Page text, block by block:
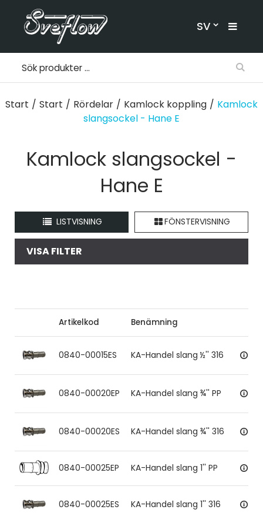
SV
Start / Start / Rördelar / Kamlock koppling / Kamlock
slangsockel - Hane E
Kamlock slangsockel -
Hane E
LISTVISNING FÖNSTERVISNING
VISA FILTER
Artikelkod Benämning
0840-00015ES KA-Handel slang ½'' 316
0840-00020EP KA-Handel slang ¾'' PP
0840-00020ES KA-Handel slang ¾'' 316
0840-00025EP KA-Handel slang 1'' PP
0840-00025ES KA-Handel slang 1'' 316